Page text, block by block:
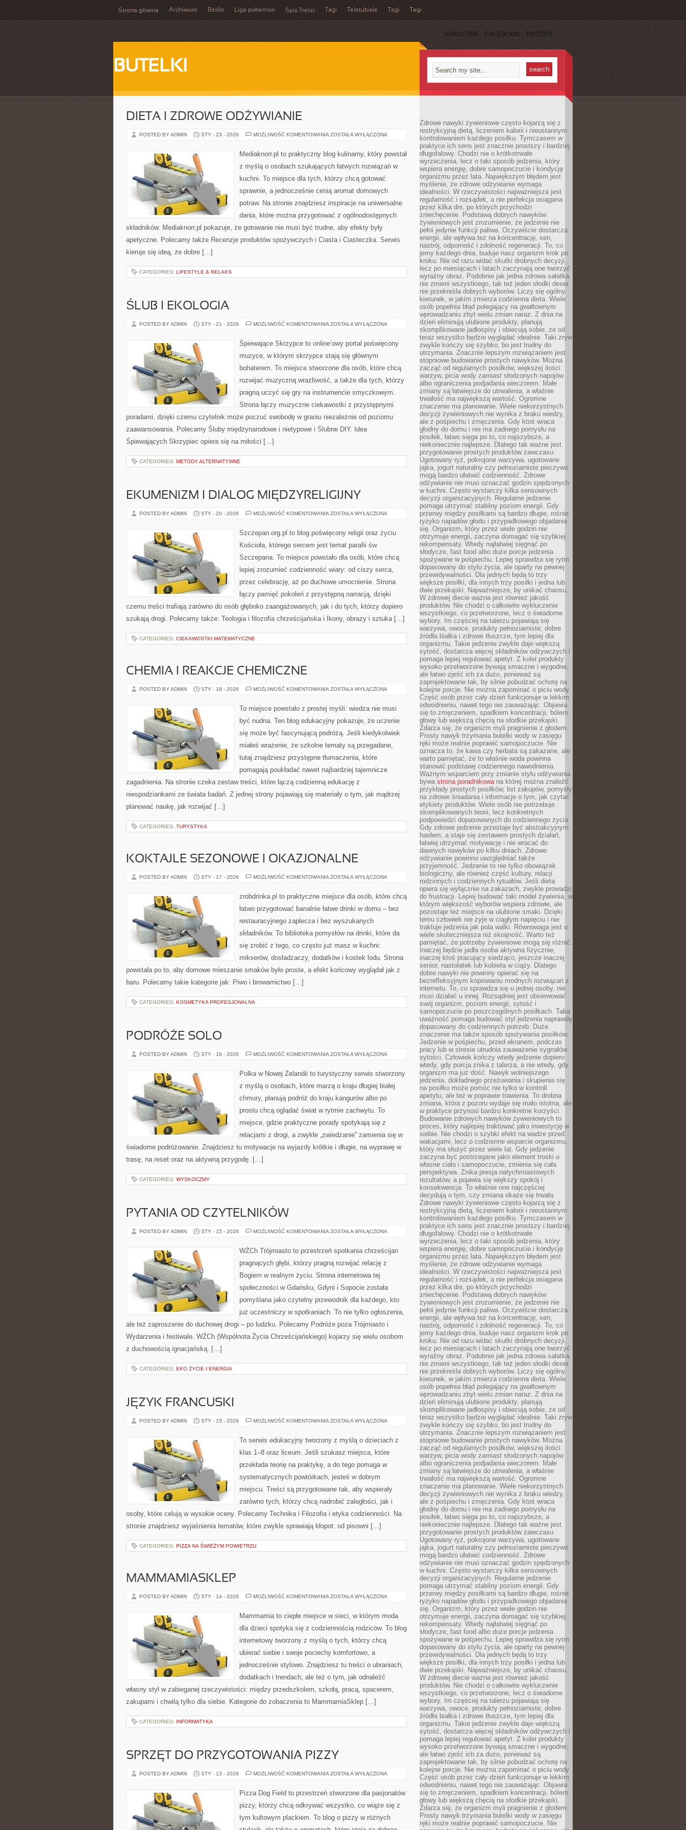
Strona główna Archiwum Berlin Liga pokemon Spis Treści Tagi Teletubisie Tagi Tagi
SUBSCRIBE FACEBOOK TWITTER
BUTELKI
DIETA I ZDROWE ODŻYWIANIE
POSTED BY ADMIN STY - 23 - 2026 MOŻLIWOŚĆ KOMENTOWANIA DIETA
ODŻYWIANIE
ZOSTAŁA WYŁĄCZONA
Mediaknorr.pl to praktyczny blog kulinarny, który powstał
z myślą o osobach szukających łatwych rozwiązań w
kuchni. To miejsce dla tych, którzy chcą gotować
sprawnie, a jednocześnie cenią aromat domowych
potraw. Na stronie znajdziesz inspiracje na uniwersalne
dania, które można przygotować z ogólnodostępnych
składników. Mediaknorr.pl pokazuje, że gotowanie nie musi być trudne, aby efekty były
apetyczne. Polecamy także Recenzje produktów spożywczych i Ciasta i Ciasteczka. Serwis
kieruje się ideą, że dobre […]
CATEGORIES: LIFESTYLE & RELAKS
ŚLUB I EKOLOGIA
POSTED BY ADMIN STY - 21 - 2026 MOŻLIWOŚĆ KOMENTOWANIA ŚLUB
ZOSTAŁA WYŁĄCZONA
Śpiewające Skrzypce to online’owy portal poświęcony
muzyce, w którym skrzypce stają się głównym
bohaterem. To miejsce stworzone dla osób, które chcą
rozwijać muzyczną wrażliwość, a także dla tych, którzy
pragną uczyć się gry na instrumencie smyczkowym.
Strona łączy muzyczne ciekawostki z przystępnymi
poradami, dzięki czemu czytelnik może poczuć swobodę w graniu niezależnie od poziomu
zaawansowania. Polecamy Śluby międzynarodowe i nietypowe i Ślubne DIY. Idea
Śpiewających Skrzypiec opiera się na miłości […]
CATEGORIES: METODY ALTERNATYWNE
EKUMENIZM I DIALOG MIĘDZYRELIGIJNY
POSTED BY ADMIN STY - 20 - 2026 MOŻLIWOŚĆ KOMENTOWANIA EKUMENIZM
MIĘDZYRELIGIJNY
ZOSTAŁA WYŁĄCZONA
Szczepan.org.pl to blog poświęcony religii oraz życiu
Kościoła, którego sercem jest temat parafii św.
Szczepana. To miejsce powstało dla osób, które chcą
lepiej zrozumieć codzienność wiary: od ciszy serca,
przez celebrację, aż po duchowe umocnienie. Strona
łączy pamięć pokoleń z przystępną narracją, dzięki
czemu treści trafiają zarówno do osób głęboko zaangażowanych, jak i do tych, którzy dopiero
szukają drogi. Polecamy także: Teologia i filozofia chrześcijańska i Ikony, obrazy i sztuka […]
CATEGORIES: CIEKAWOSTKI MATEMATYCZNE
CHEMIA I REAKCJE CHEMICZNE
POSTED BY ADMIN STY - 18 - 2026 MOŻLIWOŚĆ KOMENTOWANIA CHEMIA
CHEMICZNE
ZOSTAŁA WYŁĄCZONA
To miejsce powstało z prostej myśli: wiedza nie musi
być nudna. Ten blog edukacyjny pokazuje, że uczenie
się może być fascynującą podróżą. Jeśli kiedykolwiek
miałeś wrażenie, że szkolne tematy są przegadane,
tutaj znajdziesz przystępne tłumaczenia, które
pomagają poukładać nawet najbardziej tajemnicze
zagadnienia. Na stronie czeka zestaw treści, które łączą codzienną edukację z
niespodziankami ze świata badań. Z jednej strony pojawiają się materiały o tym, jak mądrzej
planować naukę, jak rozwijać […]
CATEGORIES: TURYSTYKA
KOKTAJLE SEZONOWE I OKAZJONALNE
POSTED BY ADMIN STY - 17 - 2026 MOŻLIWOŚĆ KOMENTOWANIA KOKTAJLE
OKAZJONALNE
ZOSTAŁA WYŁĄCZONA
zrobdrinka.pl to praktyczne miejsce dla osób, które chcą
łatwo przygotować banalnie łatwe drinki w domu – bez
restauracyjnego zaplecza i bez wyszukanych
składników. To biblioteka pomysłów na drinki, które da
się zrobić z tego, co często już masz w kuchni:
mikserów, dosładzaczy, dodatków i kostek lodu. Strona
powstała po to, aby domowe mieszanie smaków było proste, a efekt końcowy wyglądał jak z
baru. Polecamy takie kategorie jak: Piwo i browarnictwo […]
CATEGORIES: KOSMETYKA PROFESJONALNA
PODRÓŻE SOLO
POSTED BY ADMIN STY - 16 - 2026 MOŻLIWOŚĆ KOMENTOWANIA PODRÓŻE
ZOSTAŁA WYŁĄCZONA
Polka w Nowej Zelandii to turystyczny serwis stworzony
z myślą o osobach, które marzą o kraju długiej białej
chmury, planują podróż do kraju kangurów albo po
prostu chcą oglądać świat w rytmie zachwytu. To
miejsce, gdzie praktyczne porady spotykają się z
relacjami z drogi, a zwykłe „zwiedzanie” zamienia się w
świadome podróżowanie. Znajdziesz tu motywacje na wyjazdy krótkie i długie, na wyprawę w
trasę, na reset oraz na aktywną przygodę. […]
CATEGORIES: WYSKOCZMY
PYTANIA OD CZYTELNIKÓW
POSTED BY ADMIN STY - 15 - 2026 MOŻLIWOŚĆ KOMENTOWANIA PYTANIA
ZOSTAŁA WYŁĄCZONA
WŻCh Trójmiasto to przestrzeń spotkania chrześcijan
pragnących głębi, którzy pragną rozwijać relację z
Bogiem w realnym życiu. Strona internetowa tej
społeczności w Gdańsku, Gdyni i Sopocie została
pomyślana jako czytelny przewodnik dla każdego, kto
już uczestniczy w spotkaniach. To nie tylko ogłoszenia,
ale też zaproszenie do duchowej drogi – po ludzku. Polecamy Podróże poza Trójmiasto i
Wydarzenia i festiwale. WŻCh (Wspólnota Życia Chrześcijańskiego) kojarzy się wielu osobom
z duchowością ignacjańską. […]
CATEGORIES: EKO ŻYCIE I ENERGIA
JĘZYK FRANCUSKI
POSTED BY ADMIN STY - 15 - 2026 MOŻLIWOŚĆ KOMENTOWANIA JĘZYK
ZOSTAŁA WYŁĄCZONA
To serwis edukacyjny tworzony z myślą o dzieciach z
klas 1–8 oraz liceum. Jeśli szukasz miejsca, które
przekłada teorię na praktykę, a do tego pomaga w
systematycznych powtórkach, jesteś w dobrym
miejscu. Treści są przygotowane tak, aby wspierały
zarówno tych, którzy chcą nadrobić zaległości, jak i
osoby, które celują w wysokie oceny. Polecamy Technika i Filozofia i etyka codzienności. Na
stronie znajdziesz wyjaśnienia tematów, które zwykle sprawiają kłopot: od pisowni […]
CATEGORIES: PIZZA NA ŚWIEŻYM POWIETRZU
MAMMAMIASKLEP
POSTED BY ADMIN STY - 14 - 2026 MOŻLIWOŚĆ KOMENTOWANIA MAMMAMIASKLEP
ZOSTAŁA WYŁĄCZONA
Mammamia to ciepłe miejsce w sieci, w którym moda
dla dzieci spotyka się z codziennością rodziców. To blog
internetowy tworzony z myślą o tych, którzy chcą
ubierać siebie i swoje pociechy komfortowo, a
jednocześnie stylowo. Znajdziesz tu treści o ubraniach,
dodatkach i trendach, ale też o tym, jak odnaleźć
własny styl w zabieganej rzeczywistości: między przedszkolem, szkołą, pracą, spacerem,
zakupami i chwilą tylko dla siebie. Kategorie do zobaczenia to MammamiaSklep […]
CATEGORIES: INFORMATYKA
SPRZĘT DO PRZYGOTOWANIA PIZZY
POSTED BY ADMIN STY - 13 - 2026 MOŻLIWOŚĆ KOMENTOWANIA SPRZĘT
PIZZY
ZOSTAŁA WYŁĄCZONA
Pizza Dog Field to przestrzeń stworzone dla pasjonatów
pizzy, którzy chcą odkrywać wszystko, co wiąże się z
tym kultowym plackiem. To blog o pizzy w różnych
Zdrowe nawyki żywieniowe często kojarzą się z
restrykcyjną dietą, liczeniem kalorii i nieustannym
kontrolowaniem każdego posiłku. Tymczasem w
praktyce ich sens jest znacznie prostszy i bardziej
długofalowy. Chodzi nie o krótkotrwałe
wyrzeczenia, lecz o taki sposób jedzenia, który
wspiera energię, dobre samopoczucie i kondycję
organizmu przez lata. Największym błędem jest
myślenie, że zdrowe odżywianie wymaga
idealności. W rzeczywistości najważniejsza jest
regularność i rozsądek, a nie perfekcja osiągana
przez kilka dni, po których przychodzi
zniechęcenie. Podstawą dobrych nawyków
żywieniowych jest zrozumienie, że jedzenie nie
pełni jedynie funkcji paliwa. Oczywiście dostarcza
energii, ale wpływa też na koncentrację, sen,
nastrój, odporność i zdolność regeneracji. To, co
jemy każdego dnia, buduje nasz organizm krok po
kroku. Nie od razu widać skutki drobnych decyzji,
lecz po miesiącach i latach zaczynają one tworzyć
wyraźny obraz. Podobnie jak jedna zdrowa sałatka
nie zmieni wszystkiego, tak też jeden słodki deser
nie przekreśla dobrych wyborów. Liczy się ogólny
kierunek, w jakim zmierza codzienna dieta. Wiele
osób popełnia błąd polegający na gwałtownym
wprowadzaniu zbyt wielu zmian naraz. Z dnia na
dzień eliminują ulubione produkty, planują
skomplikowane jadłospisy i obiecują sobie, że od
teraz wszystko będzie wyglądać idealnie. Taki zryw
zwykle kończy się szybko, bo jest trudny do
utrzymania. Znacznie lepszym rozwiązaniem jest
stopniowe budowanie prostych nawyków. Można
zacząć od regularnych posiłków, większej ilości
warzyw, picia wody zamiast słodzonych napojów
albo ograniczenia podjadania wieczorem. Małe
zmiany są łatwiejsze do utrwalenia, a właśnie
trwałość ma największą wartość. Ogromne
znaczenie ma planowanie. Wiele niekorzystnych
decyzji żywieniowych nie wynika z braku wiedzy,
ale z pośpiechu i zmęczenia. Gdy ktoś wraca
głodny do domu i nie ma żadnego pomysłu na
posiłek, łatwo sięga po to, co najszybsze, a
niekoniecznie najlepsze. Dlatego tak ważne jest
przygotowanie prostych produktów zawczasu.
Ugotowany ryż, pokrojone warzywa, ugotowane
jajka, jogurt naturalny czy pełnoziarniste pieczywo
mogą bardzo ułatwić codzienność. Zdrowe
odżywianie nie musi oznaczać godzin spędzonych
w kuchni. Często wystarczy kilka sensownych
decyzji organizacyjnych. Regularne jedzenie
pomaga utrzymać stabilny poziom energii. Gdy
przerwy między posiłkami są bardzo długie, rośnie
ryzyko napadów głodu i przypadkowego objadania
się. Organizm, który przez wiele godzin nie
otrzymuje energii, zaczyna domagać się szybkiej
rekompensaty. Wtedy najłatwiej sięgnąć po
słodycze, fast food albo duże porcje jedzenia
spożywane w pośpiechu. Lepiej sprawdza się rytm
dopasowany do stylu życia, ale oparty na pewnej
przewidywalności. Dla jednych będą to trzy
większe posiłki, dla innych trzy posiłki i jedna lub
dwie przekąski. Najważniejsze, by unikać chaosu.
W zdrowej diecie ważna jest również jakość
produktów. Nie chodzi o całkowite wykluczenie
wszystkiego, co przetworzone, lecz o świadome
wybory. Im częściej na talerzu pojawiają się
warzywa, owoce, produkty pełnoziarniste, dobre
źródła białka i zdrowe tłuszcze, tym lepiej dla
organizmu. Takie jedzenie zwykle daje większą
sytość, dostarcza więcej składników odżywczych i
pomaga lepiej regulować apetyt. Z kolei produkty
wysoko przetworzone bywają smaczne i wygodne,
ale łatwo zjeść ich za dużo, ponieważ są
zaprojektowane tak, by silnie pobudzać ochotę na
kolejne porcje. Nie można zapominać o piciu wody.
Część osób przez cały dzień funkcjonuje w lekkim
odwodnieniu, nawet tego nie zauważając. Objawia
się to zmęczeniem, spadkiem koncentracji, bólem
głowy lub większą chęcią na słodkie przekąski.
Zdarza się, że organizm myli pragnienie z głodem.
Prosty nawyk trzymania butelki wody w zasięgu
ręki może realnie poprawić samopoczucie. Nie
oznacza to, że kawa czy herbata są zakazane, ale
warto pamiętać, że to właśnie woda powinna
stanowić podstawę codziennego nawodnienia.
Ważnym wsparciem przy zmianie stylu odżywiania
bywa strona poradnikowana której można znaleźć
przykłady prostych posiłków, list zakupów, pomysły
na zdrowe śniadania i informacje o tym, jak czytać
etykiety produktów. Wiele osób nie potrzebuje
skomplikowanych teorii, lecz konkretnych
podpowiedzi dopasowanych do codziennego życia.
Gdy zdrowe jedzenie przestaje być abstrakcyjnym
hasłem, a staje się zestawem prostych działań,
łatwiej utrzymać motywację i nie wracać do
dawnych nawyków po kilku dniach. Zdrowe
odżywianie powinno uwzględniać także
przyjemność. Jedzenie to nie tylko obowiązek
biologiczny, ale również część kultury, relacji
rodzinnych i codziennych rytuałów. Jeśli dieta
opiera się wyłącznie na zakazach, zwykle prowadzi
do frustracji. Lepiej budować taki model żywienia, w
którym większość wyborów wspiera zdrowie, ale
pozostaje też miejsce na ulubione smaki. Dzięki
temu człowiek nie żyje w ciągłym napięciu i nie
traktuje jedzenia jak pola walki. Równowaga jest o
wiele skuteczniejsza niż skrajność. Warto też
pamiętać, że potrzeby żywieniowe mogą się różnić.
Inaczej będzie jadła osoba aktywna fizycznie,
inaczej ktoś pracujący siedząco, jeszcze inaczej
senior, nastolatek lub kobieta w ciąży. Dlatego
dobre nawyki nie powinny opierać się na
bezrefleksyjnym kopiowaniu modnych rozwiązań z
internetu. To, co sprawdza się u jednej osoby, nie
musi działać u innej. Rozsądniej jest obserwować
swój organizm, poziom energii, sytość i
samopoczucie po poszczególnych posiłkach. Taka
uważność pomaga budować styl jedzenia naprawdę
dopasowany do codziennych potrzeb. Duże
znaczenie ma także sposób spożywania posiłków.
Jedzenie w pośpiechu, przed ekranem, podczas
pracy lub w stresie utrudnia zauważenie sygnałów
sytości. Człowiek kończy wtedy jedzenie dopiero
wtedy, gdy porcja znika z talerza, a nie wtedy, gdy
organizm ma już dość. Nawyk wolniejszego
jedzenia, dokładnego przeżuwania i skupienia się
na posiłku może pomóc nie tylko w kontroli
apetytu, ale też w poprawie trawienia. To drobna
zmiana, która z pozoru wydaje się mało istotna, ale
w praktyce przynosi bardzo konkretne korzyści.
Budowanie zdrowych nawyków żywieniowych to
proces, który najlepiej traktować jako inwestycję w
siebie. Nie chodzi o szybki efekt na wadze przed
wakacjami, lecz o codzienne wsparcie organizmu,
który ma służyć przez wiele lat. Gdy jedzenie
zaczyna być postrzegane jako element troski o
własne ciało i samopoczucie, zmienia się cała
perspektywa. Znika presja natychmiastowych
rezultatów, a pojawia się większy spokój i
konsekwencja. To właśnie one najczęściej
decydują o tym, czy zmiana okaże się trwała.
Zdrowe nawyki żywieniowe często kojarzą się z
restrykcyjną dietą, liczeniem kalorii i nieustannym
kontrolowaniem każdego posiłku. Tymczasem w
praktyce ich sens jest znacznie prostszy i bardziej
długofalowy. Chodzi nie o krótkotrwałe
wyrzeczenia, lecz o taki sposób jedzenia, który
wspiera energię, dobre samopoczucie i kondycję
organizmu przez lata. Największym błędem jest
myślenie, że zdrowe odżywianie wymaga
idealności. W rzeczywistości najważniejsza jest
regularność i rozsądek, a nie perfekcja osiągana
przez kilka dni, po których przychodzi
zniechęcenie. Podstawą dobrych nawyków
żywieniowych jest zrozumienie, że jedzenie nie
pełni jedynie funkcji paliwa. Oczywiście dostarcza
energii, ale wpływa też na koncentrację, sen,
nastrój, odporność i zdolność regeneracji. To, co
jemy każdego dnia, buduje nasz organizm krok po
kroku. Nie od razu widać skutki drobnych decyzji,
lecz po miesiącach i latach zaczynają one tworzyć
wyraźny obraz. Podobnie jak jedna zdrowa sałatka
nie zmieni wszystkiego, tak też jeden słodki deser
nie przekreśla dobrych wyborów. Liczy się ogólny
kierunek, w jakim zmierza codzienna dieta. Wiele
osób popełnia błąd polegający na gwałtownym
wprowadzaniu zbyt wielu zmian naraz. Z dnia na
dzień eliminują ulubione produkty, planują
skomplikowane jadłospisy i obiecują sobie, że od
teraz wszystko będzie wyglądać idealnie. Taki zryw
zwykle kończy się szybko, bo jest trudny do
utrzymania. Znacznie lepszym rozwiązaniem jest
stopniowe budowanie prostych nawyków. Można
zacząć od regularnych posiłków, większej ilości
warzyw, picia wody zamiast słodzonych napojów
albo ograniczenia podjadania wieczorem. Małe
zmiany są łatwiejsze do utrwalenia, a właśnie
trwałość ma największą wartość. Ogromne
znaczenie ma planowanie. Wiele niekorzystnych
decyzji żywieniowych nie wynika z braku wiedzy,
ale z pośpiechu i zmęczenia. Gdy ktoś wraca
głodny do domu i nie ma żadnego pomysłu na
posiłek, łatwo sięga po to, co najszybsze, a
niekoniecznie najlepsze. Dlatego tak ważne jest
przygotowanie prostych produktów zawczasu.
Ugotowany ryż, pokrojone warzywa, ugotowane
jajka, jogurt naturalny czy pełnoziarniste pieczywo
mogą bardzo ułatwić codzienność. Zdrowe
odżywianie nie musi oznaczać godzin spędzonych
w kuchni. Często wystarczy kilka sensownych
decyzji organizacyjnych. Regularne jedzenie
pomaga utrzymać stabilny poziom energii. Gdy
przerwy między posiłkami są bardzo długie, rośnie
ryzyko napadów głodu i przypadkowego objadania
się. Organizm, który przez wiele godzin nie
otrzymuje energii, zaczyna domagać się szybkiej
rekompensaty. Wtedy najłatwiej sięgnąć po
słodycze, fast food albo duże porcje jedzenia
spożywane w pośpiechu. Lepiej sprawdza się rytm
dopasowany do stylu życia, ale oparty na pewnej
przewidywalności. Dla jednych będą to trzy
większe posiłki, dla innych trzy posiłki i jedna lub
dwie przekąski. Najważniejsze, by unikać chaosu.
W zdrowej diecie ważna jest również jakość
produktów. Nie chodzi o całkowite wykluczenie
wszystkiego, co przetworzone, lecz o świadome
wybory. Im częściej na talerzu pojawiają się
warzywa, owoce, produkty pełnoziarniste, dobre
źródła białka i zdrowe tłuszcze, tym lepiej dla
organizmu. Takie jedzenie zwykle daje większą
sytość, dostarcza więcej składników odżywczych i
pomaga lepiej regulować apetyt. Z kolei produkty
wysoko przetworzone bywają smaczne i wygodne,
ale łatwo zjeść ich za dużo, ponieważ są
zaprojektowane tak, by silnie pobudzać ochotę na
kolejne porcje. Nie można zapominać o piciu wody.
Część osób przez cały dzień funkcjonuje w lekkim
odwodnieniu, nawet tego nie zauważając. Objawia
się to zmęczeniem, spadkiem koncentracji, bólem
głowy lub większą chęcią na słodkie przekąski.
Zdarza się, że organizm myli pragnienie z głodem.
Prosty nawyk trzymania butelki wody w zasięgu
ręki może realnie poprawić samopoczucie. Nie